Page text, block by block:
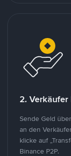
2. Verkäufer
Sende Geld
an den
klicke auf
Binance P2P.